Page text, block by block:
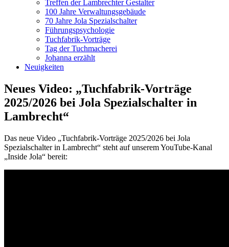
Treffen der Lambrechter Gestalter
100 Jahre Verwaltungsgebäude
70 Jahre Jola Spezialschalter
Führungspsychologie
Tuchfabrik-Vorträge
Tag der Tuchmacherei
Johanna erzählt
Neuigkeiten
Neues Video: „Tuchfabrik-Vorträge
2025/2026 bei Jola Spezialschalter in
Lambrecht“
Das neue Video „Tuchfabrik-Vorträge 2025/2026 bei Jola
Spezialschalter in Lambrecht“ steht auf unserem YouTube-Kanal
„Inside Jola“ bereit: